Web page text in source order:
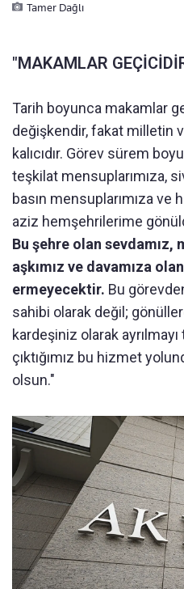
Tamer Dağlı
"MAKAMLAR
Tarih boyunca makamlar
değişkendir, fakat milletin
kalıcıdır. Görev sürem
teşkilat mensuplarımıza,
basın mensuplarımıza ve
aziz hemşehrilerime
Bu şehre olan
aşkımız ve davamıza
ermeyecektir. Bu
sahibi olarak değil;
kardeşiniz olarak
çıktığımız bu hizmet
olsun."